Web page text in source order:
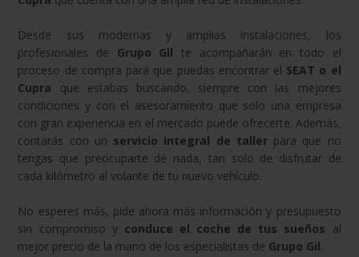
Desde sus modernas y amplias instalaciones, los
profesionales de Grupo Gil te acompañarán en todo el
proceso de compra para que puedas encontrar el SEAT o el
Cupra que estabas buscando, siempre con las mejores
condiciones y con el asesoramiento que solo una empresa
con gran experiencia en el mercado puede ofrecerte. Además,
contarás con un servicio integral de taller para que no
tengas que preocuparte de nada, tan solo de disfrutar de
cada kilómetro al volante de tu nuevo vehículo.
No esperes más, pide ahora más información y presupuesto
sin compromiso y conduce el coche de tus sueños al
mejor precio de la mano de los especialistas de Grupo Gil.